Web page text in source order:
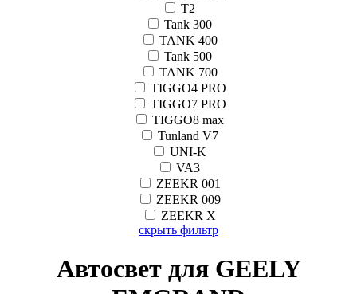
T2
Tank 300
TANK 400
Tank 500
TANK 700
TIGGO4 PRO
TIGGO7 PRO
TIGGO8 max
Tunland V7
UNI-K
VA3
ZEEKR 001
ZEEKR 009
ZEEKR X
скрыть фильтр
Автосвет для GEELY